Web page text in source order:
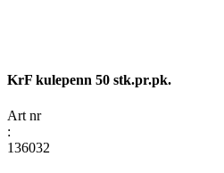
KrF kulepenn 50 stk.pr.pk.
Art nr
:
136032